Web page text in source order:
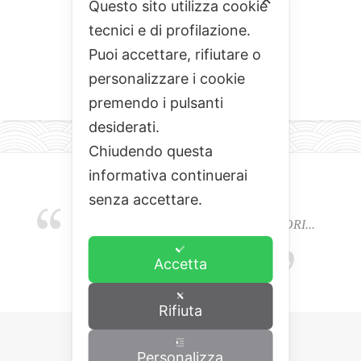
EMOZIONI, COLORI, ODORI E SAPORI...
L'ALCHIMIA DEL BUON CIBO
Questo sito utilizza cookie
tecnici e di profilazione.
Puoi accettare, rifiutare o
personalizzare i cookie
premendo i pulsanti
desiderati.
Chiudendo questa
informativa continuerai
senza accettare.
Accetta
Rifiuta
Personalizza